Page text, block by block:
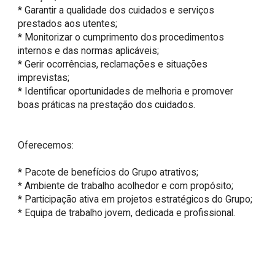
* Garantir a qualidade dos cuidados e serviços
prestados aos utentes;
* Monitorizar o cumprimento dos procedimentos
internos e das normas aplicáveis;
* Gerir ocorrências, reclamações e situações
imprevistas;
* Identificar oportunidades de melhoria e promover
boas práticas na prestação dos cuidados.
Oferecemos:
* Pacote de benefícios do Grupo atrativos;
* Ambiente de trabalho acolhedor e com propósito;
* Participação ativa em projetos estratégicos do Grupo;
* Equipa de trabalho jovem, dedicada e profissional.